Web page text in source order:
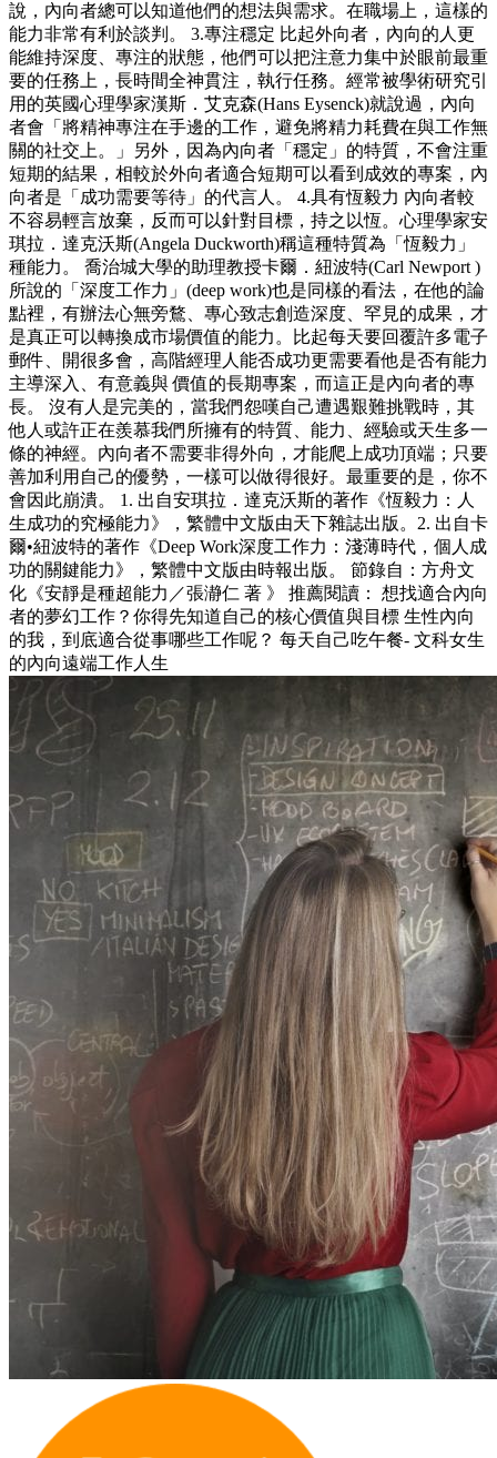
說，內向者總可以知道他們的想法與需求。在職場上，這樣的
能力非常有利於談判。 3.專注穩定 比起外向者，內向的人更
能維持深度、專注的狀態，他們可以把注意力集中於眼前最重
要的任務上，長時間全神貫注，執行任務。經常被學術研究引
用的英國心理學家漢斯．艾克森(Hans Eysenck)就說過，內向
者會「將精神專注在手邊的工作，避免將精力耗費在與工作無
關的社交上。」另外，因為內向者「穩定」的特質，不會注重
短期的結果，相較於外向者適合短期可以看到成效的專案，內
向者是「成功需要等待」的代言人。 4.具有恆毅力 內向者較
不容易輕言放棄，反而可以針對目標，持之以恆。心理學家安
琪拉．達克沃斯(Angela Duckworth)稱這種特質為「恆毅力」
種能力。 喬治城大學的助理教授卡爾．紐波特(Carl Newport )
所說的「深度工作力」(deep work)也是同樣的看法，在他的論
點裡，有辦法心無旁鶩、專心致志創造深度、罕見的成果，才
是真正可以轉換成市場價值的能力。比起每天要回覆許多電子
郵件、開很多會，高階經理人能否成功更需要看他是否有能力
主導深入、有意義與 價值的長期專案，而這正是內向者的專
長。 沒有人是完美的，當我們怨嘆自己遭遇艱難挑戰時，其
他人或許正在羨慕我們所擁有的特質、能力、經驗或天生多一
條的神經。內向者不需要非得外向，才能爬上成功頂端；只要
善加利用自己的優勢，一樣可以做得很好。最重要的是，你不
會因此崩潰。 1. 出自安琪拉．達克沃斯的著作《恆毅力：人
生成功的究極能力》，繁體中文版由天下雜誌出版。2. 出自卡
爾•紐波特的著作《Deep Work深度工作力：淺薄時代，個人成
功的關鍵能力》，繁體中文版由時報出版。 節錄自：方舟文
化《安靜是種超能力／張瀞仁 著 》 推薦閱讀： 想找適合內向
者的夢幻工作？你得先知道自己的核心價值與目標 生性內向
的我，到底適合從事哪些工作呢？ 每天自己吃午餐- 文科女生
的內向遠端工作人生